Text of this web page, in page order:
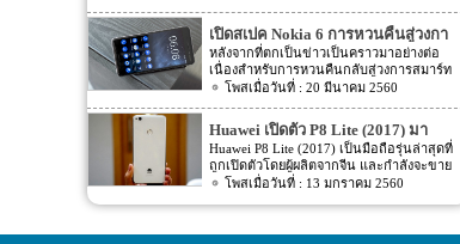
การทำงานจะเป็นชิปเซ็ต Snapdragon 625
เป็นชิปประมวลผลของ Qualcomm ใช้ RAM
4GB หน่วยความจำมีให้เลือกอยู่ 2 ขนาด คือ
[…]
Apple กระเป๋าสั่นกันเลยทีเดียว การออกแบบ
iPhone 7 สีแดง ได้แรงบันดาลใจมาจากการ
กุศลของ iGadget ซึ่งปกติแล้ว การปรับแต่ง
Apple จะให้บริษัทข้างนอกช่วยในการปรับ
แต่งให้ แต่บอดี้นี้สีนี้ Apple ลงแรงปรับแต่งเอง
สีแดงอันร้อนแรง Apple จะจับความร้อนแรง
ลงไปใน iPhone 7 และ iPhone 7 Plus ทาง
บริษัท Apple ได้กำหนดวันจำหน่ายในวันศุกร์
ที่ 24 มีนาคม 2560 ที่จะถึงนี้ เวลาในการเปิด
ขายเป็นเวลาช่วงเช้าประมาณ 8.01 น. (เป็น
เวลาในฝั่งประเทศแถบแปซิฟิก) การเปิดตัว
Bird ที่ฮิตกันทั่วบ้านทั่วเมือง สมาร์ทโฟนหนึ่ง
ในที่สามารถเล่นเกมส์ Angry Bird นี้ได้ ก็คือ
สมาร์ทโฟนจากค่าย HTC หลังจากนั้น HTC
ก็ได้มีการพัฒนาสมาร์ทโฟนขึ้นมาอีก
มากมาย ล่าสุดได้เตรียมปล่อยรุ่นใหม่ อย่าง
HTC U Ultra HTC U Ultra มาพร้อมกับหน้า
จอ Super LCD5 มีขนาด 5.7 นิ้ว หน้าจอเป็น
แบบ Gorilla Glass 5 ซึ่งเป็นหน้าจอใหม่ที่
สามารถป้องกันรอยขีดข่วนได้ ความละเอียด
ของภาพสูงถึง 1,040 X 2,560 พิกเซล
(513ppi) ใช้ชิปประมวลผล Snapdragon 820
ที่มีความเร็วให้เลือกถึง 2 แบบ คือ 2.15GHz
เปิดสเปค Nokia 6 การหวนคืนสู่วงกา
รสมาร์ทโฟน
หลังจากที่ตกเป็นข่าวเป็นคราวมาอย่างต่อ
เนื่องสำหรับการหวนคืนกลับสู่วงการสมาร์ท
โฟน อย่างสมาร์ทโฟนในแบรนด์ Nokia ครั้ง
เอาสมาร์ทโฟนรุ่นนี้ไปทดสอบในห้องปฏิบัติ
การ Nokia 6 เปิดตัวรุ่นแรกภายใต้ชื่อรุ่น TA-
1000 ซึ่งจะมีความน่าสนใจทั้งในเรื่องของ
ซอฟต์แวร์และวัสดุอุปกรณ์ที่นำมาผลิตต่างๆ
Nokia 6 ไม่ได้เป็นสมาร์ทโฟนระดับสูง แต่จะ
เป็นสมาร์ทโฟนราคากลางๆ ที่เตรียมตัวจะมา
ประเทศไทยและในต่างประเทศ ถึงแม้ว่า
20 มีนาคม 2560
Huawei เปิดตัว P8 Lite (2017) มา
พร้อมหน้าจอ 1080p ชิพเซ็ท Kirin
655
Huawei P8 Lite (2017) เป็นมือถือรุ่นล่าสุดที่
ถูกเปิดตัวโดยผู้ผลิตจากจีน และกำลังจะขาย
ในตลาดยุโรปบางประเทศในเร็วๆ นี้ แต่การ
แล้ว แม้กระทั่งตอนนี้ P9 Lite ถูกพัฒนาให้ดี
13 มกราคม 2560